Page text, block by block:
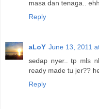
masa dan tenaga..
Reply
aLoY June 13, 2011
sedap nyer.. tp mls
ready made tu jer??
Reply